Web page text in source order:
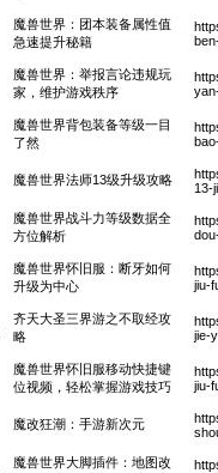
魔兽世界：团本装备属性值
急速提升秘籍
魔兽世界：举报言论违规玩
家，维护游戏秩序
魔兽世界背包装备等级一目
了然
魔兽世界法师13级升级攻略
13-
魔兽世界战斗力等级数据全
方位解析
魔兽世界怀旧服：断牙如何
升级为中心
jiu-
齐天大圣三界游之不取经攻
略
jie-
魔兽世界怀旧服移动快捷键
位视频，轻松掌握游戏技巧
jiu-
魔改狂潮：手游新次元
魔兽世界大脚插件：地图改